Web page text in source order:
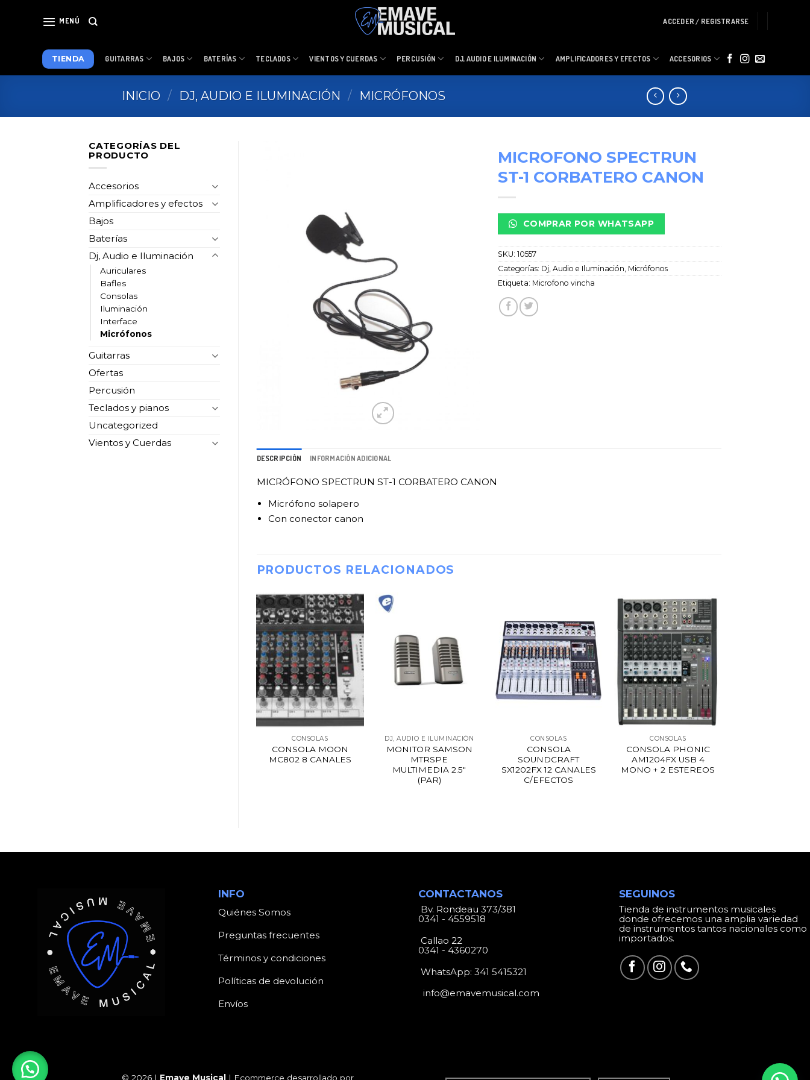
MENÚ ACCEDER / REGISTRARSE
TIENDA GUITARRAS BAJOS BATERÍAS TECLADOS VIENTOS Y CUERDAS PERCUSIÓN DJ, AUDIO E ILUMINACIÓN AMPLIFICADORES Y EFECTOS ACCESORIOS
INICIO / DJ, AUDIO E ILUMINACIÓN / MICRÓFONOS
CATEGORÍAS DEL
PRODUCTO
Accesorios
Amplificadores y efectos
Bajos
Baterías
Dj, Audio e Iluminación
Auriculares
Bafles
Consolas
Iluminación
Interface
Micrófonos
Guitarras
Ofertas
Percusión
Teclados y pianos
Uncategorized
Vientos y Cuerdas
MICROFONO SPECTRUN
ST-1 CORBATERO CANON
COMPRAR POR WHATSAPP
SKU:10557
Categorías: Dj, Audio e Iluminación, Micrófonos
Etiqueta: Microfono vincha
DESCRIPCIÓN INFORMACIÓN ADICIONAL
MICRÓFONO SPECTRUN ST-1 CORBATERO CANON
Micrófono solapero
Con conector canon
PRODUCTOS RELACIONADOS
CONSOLAS
CONSOLA MOON
MC802 8 CANALES
DJ, AUDIO E ILUMINACIÓN
MONITOR SAMSON
MTRSPE
MULTIMEDIA 2.5″
(PAR)
CONSOLAS
CONSOLA
SOUNDCRAFT
SX1202FX 12 CANALES
C/EFECTOS
CONSOLAS
CONSOLA PHONIC
AM1204FX USB 4
MONO + 2 ESTEREOS
INFO
Quiénes Somos
Preguntas frecuentes
Términos y condiciones
Políticas de devolución
Envíos
CONTACTANOS
Bv. Rondeau 373/381
0341 - 4559518
Callao 22
0341 - 4360270
WhatsApp:341 5415321
info@emavemusical.com
SEGUINOS
Tienda de instrumentos musicales
donde ofrecemos una amplia variedad
de instrumentos tantos nacionales como
importados.
© 2026 | Emave Musical | Ecommerce desarrollado por